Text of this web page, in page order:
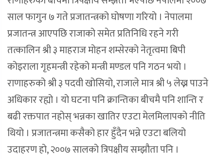
साल फागुन ७ गते प्रजातन्त्रको घोषणा गरियो । नेपालमा
प्रजातन्त्र आएपछि राजाको समेत प्रतिनिधि रहने गरी
तत्कालिन श्री ३ माहराज मोहन शम्सेरको नेतृत्वमा बिपी
कोइराला गृहमन्त्री रहेको मन्त्री मण्डल पनि गठन भयो ।
राणाहरुको श्री ३ पदवी खोसियो, राजाले मात्र श्री ५ लेख्न पाउने
अधिकार रह्यो । यो घटना पनि क्रान्तिका बीचमै पनि शान्ति र
बढी रक्तपात नहोस् भन्नका खातिर एउटा मेलमिलापको नीति
थियो । प्रजातन्त्रमा कसैको हार हुँदैन भन्ने एउटा बलियो
उदाहरण हो, २००७ सालको त्रिपक्षीय सम्झौता पनि ।